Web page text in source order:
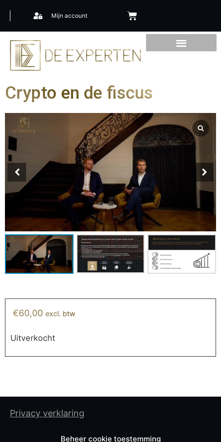
Beheer cookie toestemming
Mijn account
Crypto en de fiscus
€60,00 excl. btw
Uitverkocht
Privacy verklaring